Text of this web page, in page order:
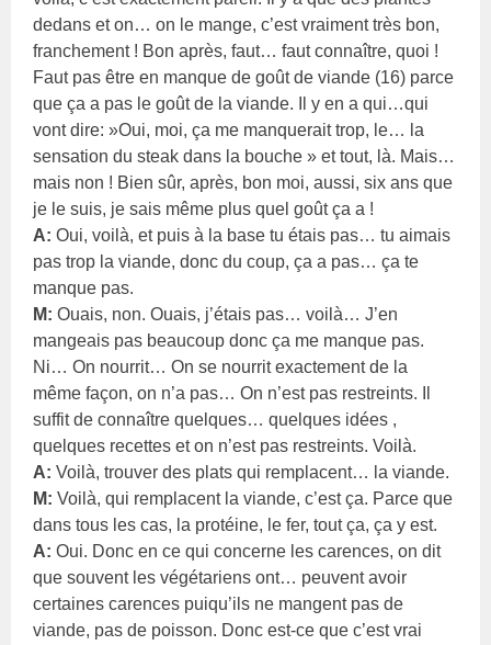
dedans et on… on le mange, c’est vraiment très bon,
franchement ! Bon après, faut… faut connaître, quoi !
Faut pas être en manque de goût de viande (16) parce
que ça a pas le goût de la viande. Il y en a qui…qui
vont dire: »Oui, moi, ça me manquerait trop, le… la
sensation du steak dans la bouche » et tout, là. Mais…
mais non ! Bien sûr, après, bon moi, aussi, six ans que
je le suis, je sais même plus quel goût ça a !
A: Oui, voilà, et puis à la base tu étais pas… tu aimais
pas trop la viande, donc du coup, ça a pas… ça te
manque pas.
M: Ouais, non. Ouais, j’étais pas… voilà… J’en
mangeais pas beaucoup donc ça me manque pas.
Ni… On nourrit… On se nourrit exactement de la
même façon, on n’a pas… On n’est pas restreints. Il
suffit de connaître quelques… quelques idées ,
quelques recettes et on n’est pas restreints. Voilà.
A: Voilà, trouver des plats qui remplacent… la viande.
M: Voilà, qui remplacent la viande, c’est ça. Parce que
dans tous les cas, la protéine, le fer, tout ça, ça y est.
A: Oui. Donc en ce qui concerne les carences, on dit
que souvent les végétariens ont… peuvent avoir
certaines carences puiqu’ils ne mangent pas de
viande, pas de poisson. Donc est-ce que c’est vrai